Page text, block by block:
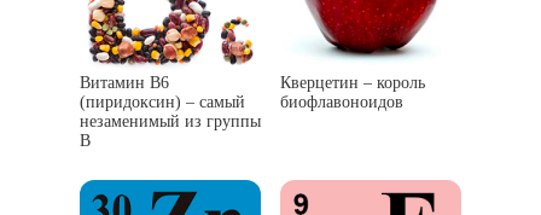
Витамин В6
(пиридоксин) – самый
незаменимый из группы
B
Кверцетин – король
биофлавоноидов